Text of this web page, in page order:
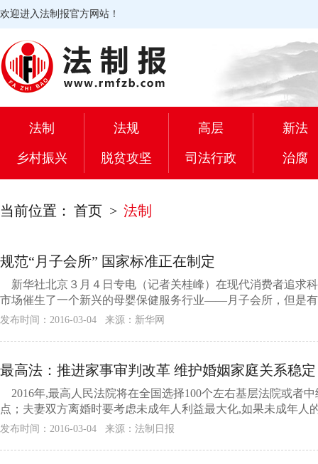
欢迎进入法制报官方网站！
法制 法规 高层 新法
乡村振兴 脱贫攻坚 司法行政 治腐
当前位置： 首页 > 法制
规范“月子会所” 国家标准正在制定
新华社北京３月４日专电（记者关桂峰）在现代消费者追求
市场催生了一个新兴的母婴保健服务行业——月子会所，但是
发布时间：2016-03-04 来源：新华网
最高法：推进家事审判改革 维护婚姻家庭关系稳定
2016年,最高人民法院将在全国选择100个左右基层法院或者
点；夫妻双方离婚时要考虑未成年人利益最大化,如果未成年人
发布时间：2016-03-04 来源：法制日报